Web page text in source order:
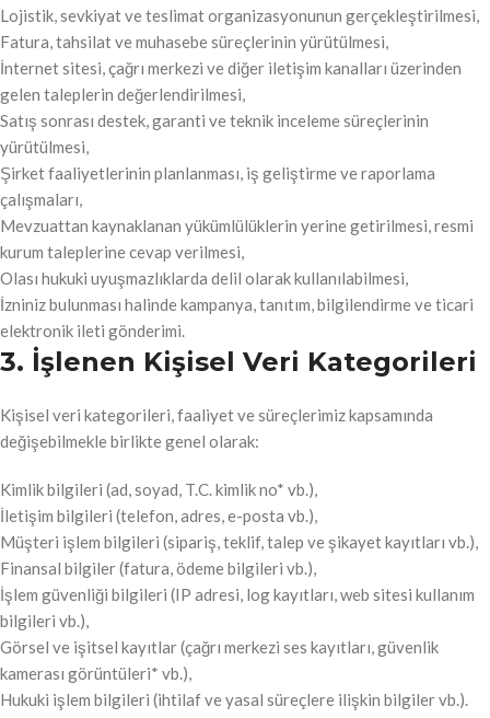
Lojistik, sevkiyat ve teslimat organizasyonunun gerçekleştirilmesi,
Fatura, tahsilat ve muhasebe süreçlerinin yürütülmesi,
İnternet sitesi, çağrı merkezi ve diğer iletişim kanalları üzerinden
gelen taleplerin değerlendirilmesi,
Satış sonrası destek, garanti ve teknik inceleme süreçlerinin
yürütülmesi,
Şirket faaliyetlerinin planlanması, iş geliştirme ve raporlama
çalışmaları,
Mevzuattan kaynaklanan yükümlülüklerin yerine getirilmesi, resmi
kurum taleplerine cevap verilmesi,
Olası hukuki uyuşmazlıklarda delil olarak kullanılabilmesi,
İzniniz bulunması halinde kampanya, tanıtım, bilgilendirme ve ticari
elektronik ileti gönderimi.
3. İşlenen Kişisel Veri Kategorileri
Kişisel veri kategorileri, faaliyet ve süreçlerimiz kapsamında
değişebilmekle birlikte genel olarak:
Kimlik bilgileri (ad, soyad, T.C. kimlik no* vb.),
İletişim bilgileri (telefon, adres, e-posta vb.),
Müşteri işlem bilgileri (sipariş, teklif, talep ve şikayet kayıtları vb.),
Finansal bilgiler (fatura, ödeme bilgileri vb.),
İşlem güvenliği bilgileri (IP adresi, log kayıtları, web sitesi kullanım
bilgileri vb.),
Görsel ve işitsel kayıtlar (çağrı merkezi ses kayıtları, güvenlik
kamerası görüntüleri* vb.),
Hukuki işlem bilgileri (ihtilaf ve yasal süreçlere ilişkin bilgiler vb.).